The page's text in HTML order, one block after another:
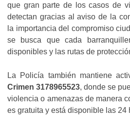
que gran parte de los casos de
detectan gracias al aviso de la
la importancia del compromiso
se busca que cada
disponibles y las rutas de
La Policía también mantiene
Crimen 3178965523, donde se
violencia o amenazas de manera
es gratuita y está disponible las 24